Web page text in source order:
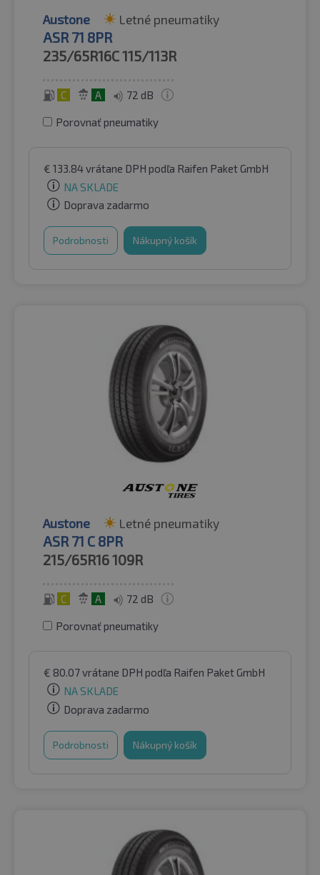
Austone Letné pneumatiky
ASR 71 8PR
235/65R16C115/113R
C A 72 dB
Porovnať pneumatiky
€ 133.84vrátane DPH podľa Raifen Paket GmbH
NA SKLADE
Doprava zadarmo
Podrobnosti Nákupný košík
Austone Letné pneumatiky
ASR 71 C 8PR
215/65R16109R
C A 72 dB
Porovnať pneumatiky
€ 80.07vrátane DPH podľa Raifen Paket GmbH
NA SKLADE
Doprava zadarmo
Podrobnosti Nákupný košík